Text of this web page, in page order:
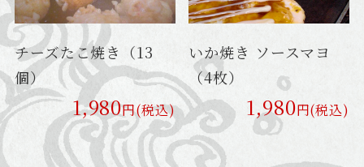
チーズたこ焼き（13
個）
1,980円(税込)
いか焼き ソースマヨ
（4枚）
1,980円(税込)